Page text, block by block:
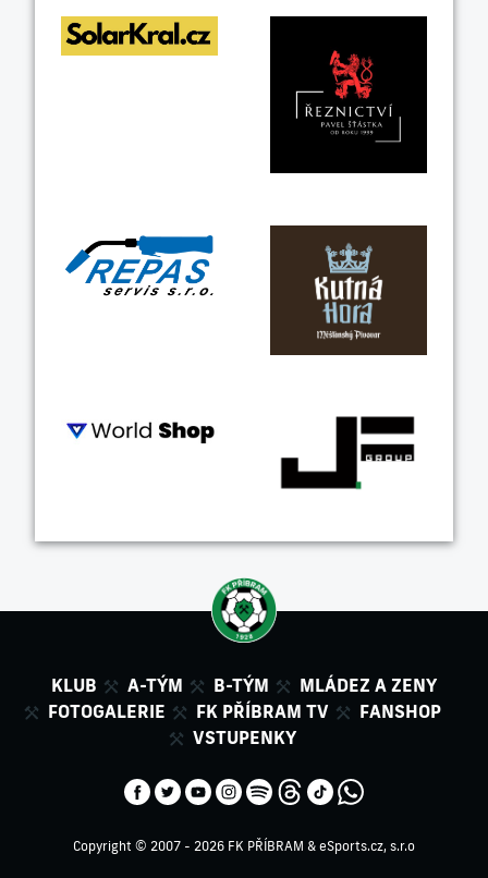
KLUB A-TÝM B-TÝM
MLÁDEZ A ZENY
FOTOGALERIE
FK PŘÍBRAM TV
FANSHOP
VSTUPENKY
Copyright © 2007 - 2026 FK PŘÍBRAM & eSports.cz, s.r.o